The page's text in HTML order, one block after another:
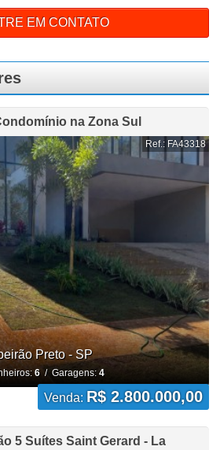
EM CONTATO
na Zona Sul
Ref.: FA43318
Preto - SP
6/ Garagens: 4
Venda: R$ 2.800.000,00
5 Suítes Saint Gerard - La